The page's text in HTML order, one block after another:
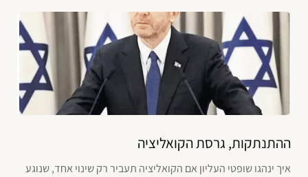
ההתנתקות, גרסת הקואליציה
איך ינהגו שופטי העליון אם הקואליציה תעביר רק שינוי אחד, שנוגע